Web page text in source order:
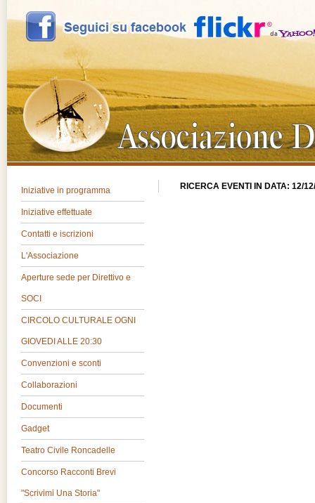
Iniziative in programma
Iniziative effettuate
Contatti e iscrizioni
L'Associazione
Aperture sede per Direttivo e
SOCI
CIRCOLO CULTURALE OGNI
GIOVEDI ALLE 20:30
Convenzioni e sconti
Collaborazioni
Documenti
Gadget
Teatro Civile Roncadelle
Concorso Racconti Brevi
"Scrivimi Una Storia"
RICERCA EVENTI IN DATA: 12/